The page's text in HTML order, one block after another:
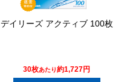
デイリーズ アクティブ 100枚
30枚あたり約1,727円